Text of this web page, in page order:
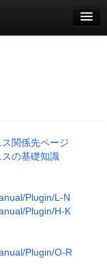
関係先ページ
の基礎知識
Plugin/L-N
Plugin/H-K
Plugin/O-R